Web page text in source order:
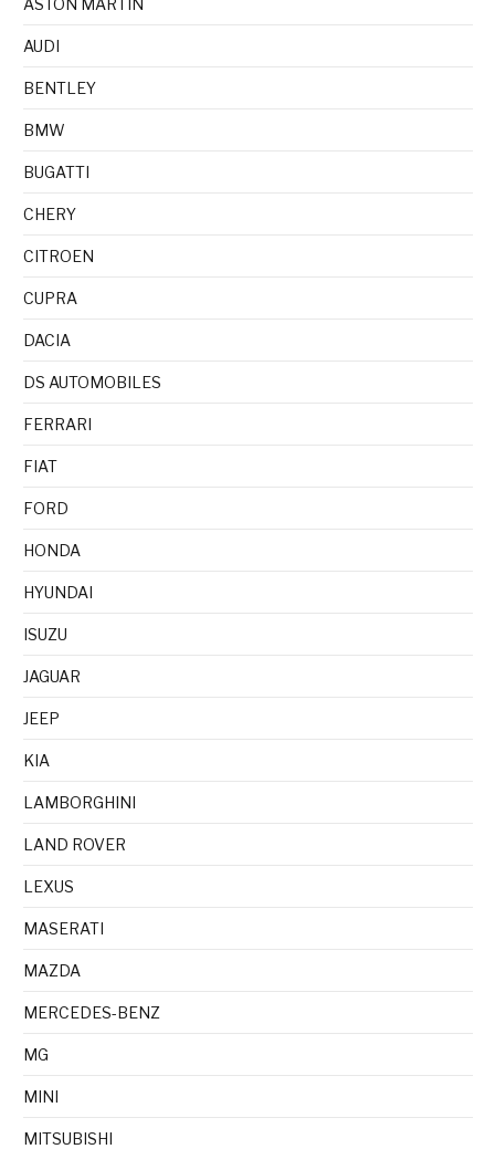
AUDI
BENTLEY
BMW
BUGATTI
CHERY
CITROEN
CUPRA
DACIA
DS AUTOMOBILES
FERRARI
FIAT
FORD
HONDA
HYUNDAI
ISUZU
JAGUAR
JEEP
KIA
LAMBORGHINI
LAND ROVER
LEXUS
MASERATI
MAZDA
MERCEDES-BENZ
MG
MINI
MITSUBISHI